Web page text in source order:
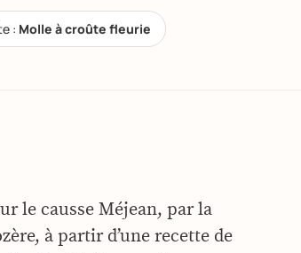
: Molle à croûte fleurie
le causse Méjean, par la
à partir d’une recette de